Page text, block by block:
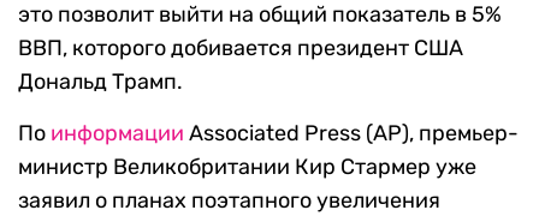
это позволит выйти на общий показатель в 5%
ВВП, которого добивается президент США
Дональд Трамп.
По информации Associated Press (AP), премьер-
министр Великобритании Кир Стармер уже
заявил о планах поэтапного увеличения